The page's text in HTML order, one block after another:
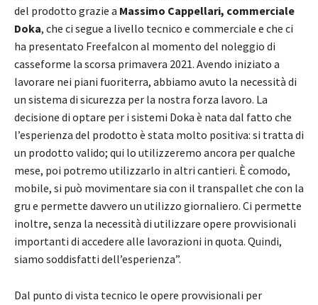
del prodotto grazie a Massimo Cappellari, commerciale
Doka, che ci segue a livello tecnico e commerciale e che ci
ha presentato Freefalcon al momento del noleggio di
casseforme la scorsa primavera 2021. Avendo iniziato a
lavorare nei piani fuoriterra, abbiamo avuto la necessità di
un sistema di sicurezza per la nostra forza lavoro. La
decisione di optare per i sistemi Doka è nata dal fatto che
l’esperienza del prodotto è stata molto positiva: si tratta di
un prodotto valido; qui lo utilizzeremo ancora per qualche
mese, poi potremo utilizzarlo in altri cantieri. È comodo,
mobile, si può movimentare sia con il transpallet che con la
gru e permette davvero un utilizzo giornaliero. Ci permette
inoltre, senza la necessità di utilizzare opere provvisionali
importanti di accedere alle lavorazioni in quota. Quindi,
siamo soddisfatti dell’esperienza”.
Dal punto di vista tecnico le opere provvisionali per